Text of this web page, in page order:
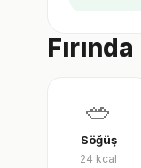
🥗
Söğüş
24 kcal